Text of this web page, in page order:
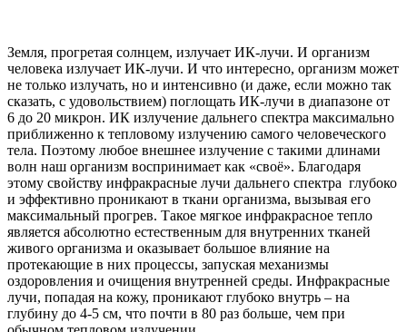
Земля, прогретая солнцем, излучает ИК-лучи. И организм
человека излучает ИК-лучи. И что интересно, организм может
не только излучать, но и интенсивно (и даже, если можно так
сказать, с удовольствием) поглощать ИК-лучи в диапазоне от
6 до 20 микрон. ИК излучение дальнего спектра максимально
приближенно к тепловому излучению самого человеческого
тела. Поэтому любое внешнее излучение с такими длинами
волн наш организм воспринимает как «своё». Благодаря
этому свойству инфракрасные лучи дальнего спектра глубоко
и эффективно проникают в ткани организма, вызывая его
максимальный прогрев. Такое мягкое инфракрасное тепло
является абсолютно естественным для внутренних тканей
живого организма и оказывает большое влияние на
протекающие в них процессы, запуская механизмы
оздоровления и очищения внутренней среды. Инфракрасные
лучи, попадая на кожу, проникают глубоко внутрь – на
глубину до 4-5 см, что почти в 80 раз больше, чем при